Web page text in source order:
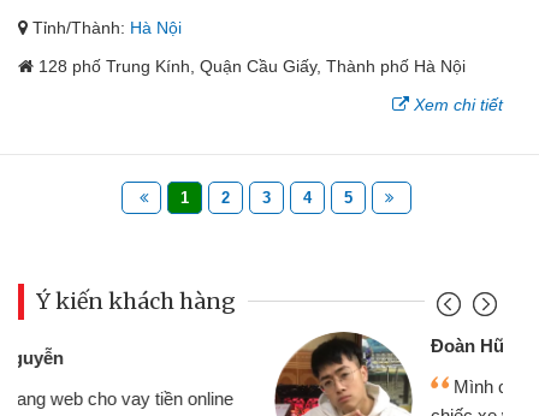
Tỉnh/Thành: Hà Nội
128 phố Trung Kính, Quận Cầu Giấy, Thành phố Hà Nội
Xem chi tiết
1 2 3 4 5
Ý kiến khách hàng
Đoàn Hữu Cảnh
Mình cần tiền gấp nên định cầm cố